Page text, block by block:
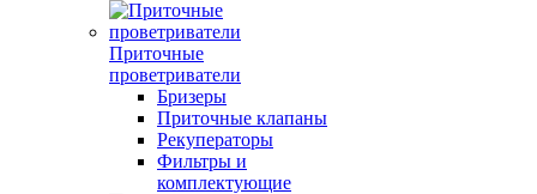
Приточные
проветриватели
Бризеры
Приточные клапаны
Рекуператоры
Фильтры и
комплектующие